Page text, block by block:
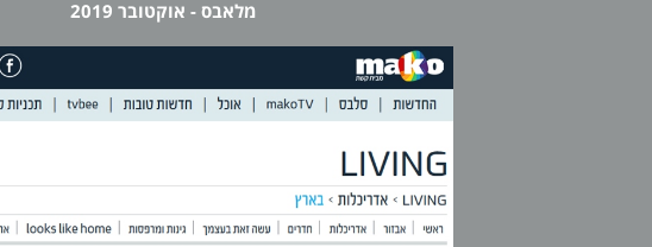
מלאבס - אוקטובר 2019